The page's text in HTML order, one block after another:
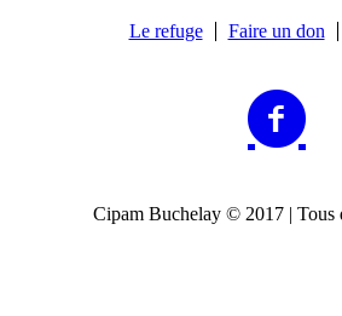
Le refuge Faire un don
Cipam Buchelay © 2017 | Tous